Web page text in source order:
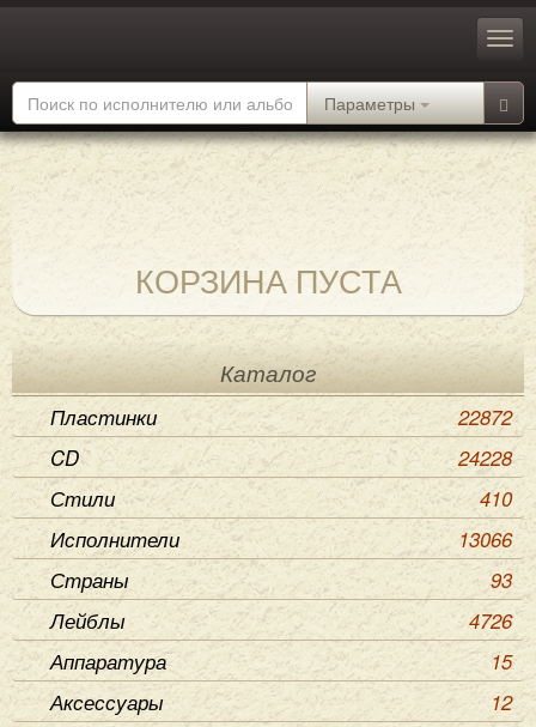
Параметры
КОРЗИНА ПУСТА
Каталог
Пластинки
22872
CD
24228
Стили
410
Исполнители
13066
Страны
93
Лейблы
4726
Аппаратура
15
Аксессуары
12